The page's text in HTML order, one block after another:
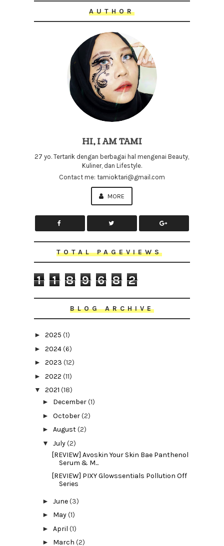
AUTHOR
HI, I AM TAMI
27 yo. Tertarik dengan berbagai hal mengenai Beauty,
Kuliner, dan Lifestyle.
Contact me: tamioktari@gmail.com
MORE
TOTAL PAGEVIEWS
1 1 8 9 6 8 2
BLOG ARCHIVE
► 2025 (1)
► 2024(6)
► 2023 (12)
► 2022 (11)
▼ 2021 (18)
► December(1)
►October(2)
►August(2)
▼July(2)
[REVIEW] Avoskin Your Skin Bae Panthenol
Serum & M...
[REVIEW] PIXY Glowssentials Pollution Off
Series
►June(3)
► May(1)
►April(1)
► March(2)